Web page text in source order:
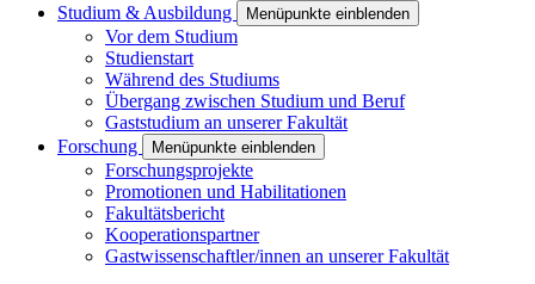
Studium & Ausbildung
Menüpunkte einblenden
Vor dem Studium
Studienstart
Während des Studiums
Übergang zwischen Studium und Beruf
Gaststudium an unserer Fakultät
Forschung
Menüpunkte einblenden
Forschungsprojekte
Promotionen und Habilitationen
Fakultätsbericht
Kooperationspartner
Gastwissenschaftler/innen an unserer Fakultät